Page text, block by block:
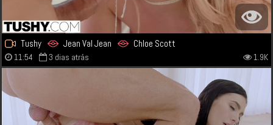
Tushy Jean Val Jean Chloe Scott
11:54 3 dias atrás 1.9K